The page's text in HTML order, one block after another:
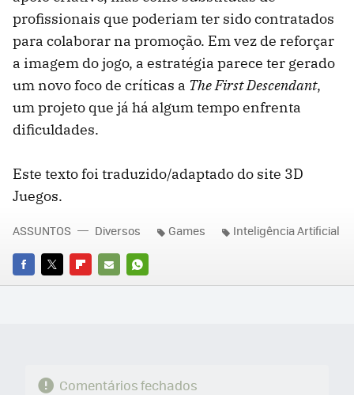
profissionais que poderiam ter sido contratados
para colaborar na promoção. Em vez de reforçar
a imagem do jogo, a estratégia parece ter gerado
um novo foco de críticas a The First Descendant,
um projeto que já há algum tempo enfrenta
dificuldades.
Este texto foi traduzido/adaptado do site 3D
Juegos.
FACEBOOK
TWITTERFLIPBOARD
E-
WHATSAPP
ASSUNTOS Diversos Games Inteligência Artificial
Comentários fechados